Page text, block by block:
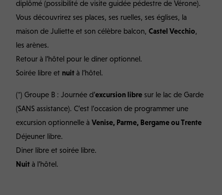
diplômé (possibilité de visite guidée pédestre de Vérone).
Vous découvrirez ses places, ses ruelles, ses églises, la
maison de Juliette et son célèbre balcon,Castel Vecchio,
les arènes.
Retour à l’hôtel pour le diner optionnel.
Soirée libre et nuit à l’hôtel.
(*) Groupe B : Journée d’excursion libre sur le lac de Garde
(SANS assistance). C’est l’occasion de programmer une
excursion optionnelle àVenise, Parme, Bergame ou Trente
Déjeuner libre.
Diner libre et soirée libre.
Nuit à l’hôtel.